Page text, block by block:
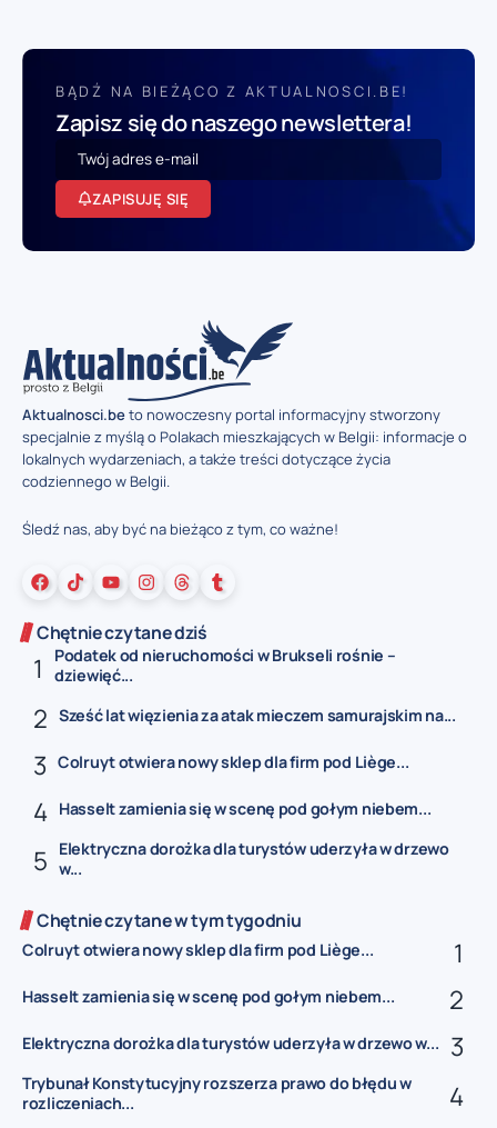
BĄDŹ NA BIEŻĄCO Z AKTUALNOSCI.BE!
Zapisz się do naszego newslettera!
ZAPISUJĘ SIĘ
Aktualnosci.beto nowoczesny portal informacyjny stworzony
specjalnie z myślą o Polakach mieszkających w Belgii: informacje o
lokalnych wydarzeniach, a także treści dotyczące życia
codziennego w Belgii.
Śledź nas, aby być na bieżąco z tym, co ważne!
Chętnie czytane dziś
Podatek od nieruchomości w Brukseli rośnie –
dziewięć...
Sześć lat więzienia za atak mieczem samurajskim na...
Colruyt otwiera nowy sklep dla firm pod Liège...
Hasselt zamienia się w scenę pod gołym niebem...
Elektryczna dorożka dla turystów uderzyła w drzewo
w...
Chętnie czytane w tym tygodniu
Colruyt otwiera nowy sklep dla firm pod Liège...
Hasselt zamienia się w scenę pod gołym niebem...
Elektryczna dorożka dla turystów uderzyła w drzewo w...
Trybunał Konstytucyjny rozszerza prawo do błędu w
rozliczeniach...